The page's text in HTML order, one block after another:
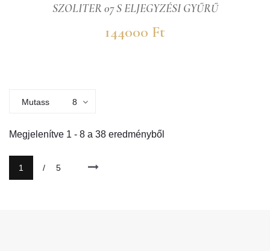
SZOLITER 07 S ELJEGYZÉSI GYŰRŰ
144000 Ft
Mutass 8
Megjelenítve 1 - 8 a 38 eredményből
1 / 5